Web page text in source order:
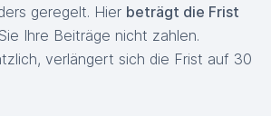
geregelt. Hier beträgt die Frist
Ihre Beiträge nicht zahlen.
verlängert sich die Frist auf 30